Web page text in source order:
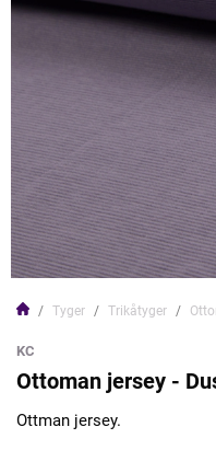
Tyger Trikåtyger
KC
Ottoman jersey -
Ottman jersey.